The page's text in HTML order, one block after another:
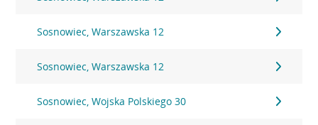
Sosnowiec, Warszawska 12
Sosnowiec, Warszawska 12
Sosnowiec, Wojska Polskiego 30